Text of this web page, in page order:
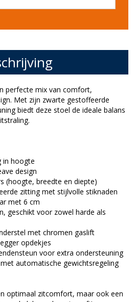
perfecte mix van comfort,
Met zijn zwarte gestoffeerde
biedt deze stoel de ideale balans
in hoogte
design
(hoogte, breedte en diepte)
zitting met stijlvolle stiknaden
met 6 cm
geschikt voor zowel harde als
met chromen gaslift
opdekjes
voor extra ondersteuning
automatische gewichtsregeling
optimaal zitcomfort, maar ook een